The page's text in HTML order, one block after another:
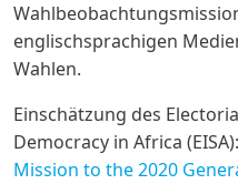
englischsprachigen
Wahlen.
Einschätzung des
Democracy in Africa (EISA):
Mission to the 2020